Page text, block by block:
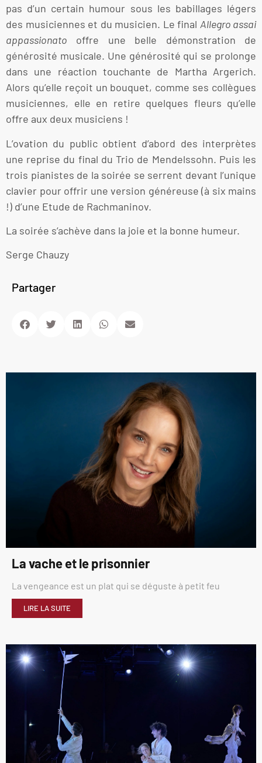
pas d’un certain humour sous les babillages légers
des musiciennes et du musicien. Le final Allegro assai
appassionato offre une belle démonstration de
générosité musicale. Une générosité qui se prolonge
dans une réaction touchante de Martha Argerich.
Alors qu’elle reçoit un bouquet, comme ses collègues
musiciennes, elle en retire quelques fleurs qu’elle
offre aux deux musiciens !
L’ovation du public obtient d’abord des interprètes
une reprise du final du Trio de Mendelssohn. Puis les
trois pianistes de la soirée se serrent devant l’unique
clavier pour offrir une version généreuse (à six mains
!) d’une Etude de Rachmaninov.
La soirée s’achève dans la joie et la bonne humeur.
Serge Chauzy
Partager
La vache et le prisonnier
La vengeance est un plat qui se déguste à petit feu
LIRE LA SUITE